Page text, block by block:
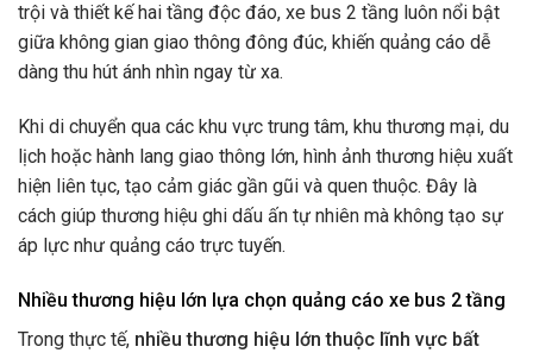
trội và thiết kế hai tầng độc đáo, xe bus 2 tầng luôn nổi bật
giữa không gian giao thông đông đúc, khiến quảng cáo dễ
dàng thu hút ánh nhìn ngay từ xa.
Khi di chuyển qua các khu vực trung tâm, khu thương mại, du
lịch hoặc hành lang giao thông lớn, hình ảnh thương hiệu xuất
hiện liên tục, tạo cảm giác gần gũi và quen thuộc. Đây là
cách giúp thương hiệu ghi dấu ấn tự nhiên mà không tạo sự
áp lực như quảng cáo trực tuyến.
Nhiều thương hiệu lớn lựa chọn quảng cáo xe bus 2 tầng
Trong thực tế, nhiều thương hiệu lớn thuộc lĩnh vực bất